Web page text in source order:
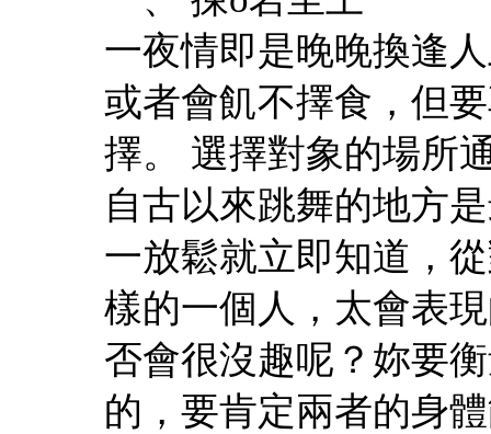
一夜情即是晚晚換逢
或者會飢不擇食，但
擇。 選擇對象的場所
自古以來跳舞的地方
一放鬆就立即知道，
樣的一個人，太會表
否會很沒趣呢？妳要
的，要肯定兩者的身